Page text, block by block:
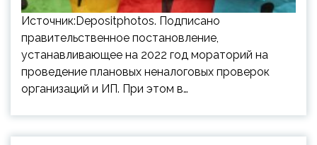
Источник:Depositphotos. Подписано
правительственное постановление,
устанавливающее на 2022 год мораторий на
проведение плановых неналоговых проверок
организаций и ИП. При этом в…